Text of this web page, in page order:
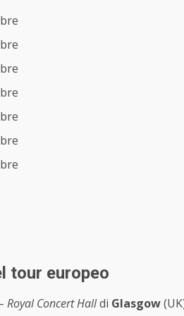
tour europeo
Royal Concert Halldi Glasgow